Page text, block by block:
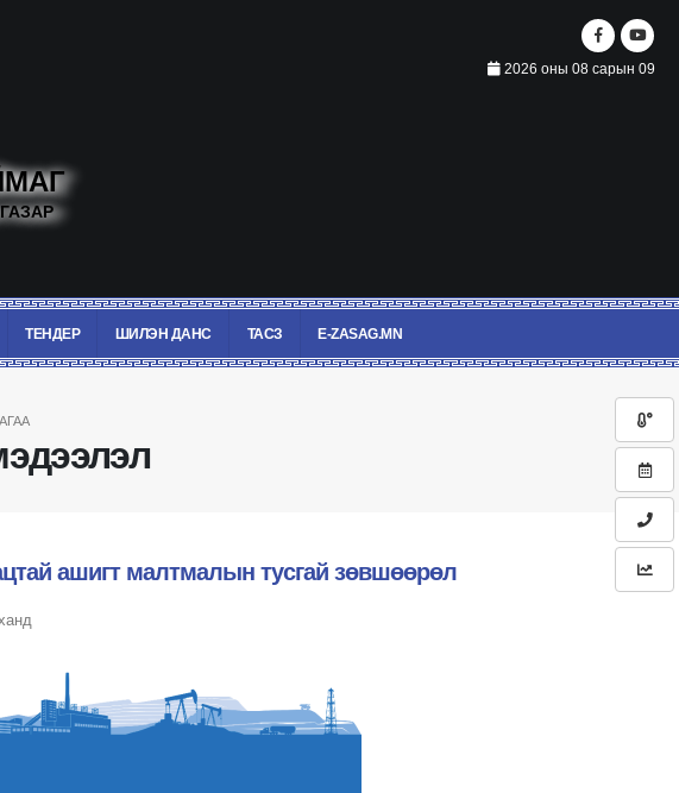
2026 оны 08 сарын 09
ТЕНДЕР ШИЛЭН ДАНС ТАСЗ E-ZASAG.MN
ашигт малтмалын тусгай зөвшөөрөл